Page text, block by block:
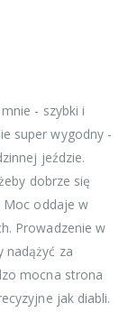
- szybki i
super wygodny -
jeździe.
dobrze się
Moc oddaje w
Prowadzenie w
nadążyć za
mocna strona
jak diabli.